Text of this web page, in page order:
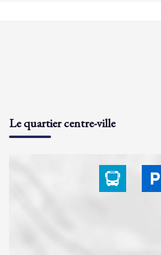
Le quartier centre-ville